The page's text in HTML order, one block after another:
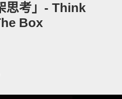
思考」- Think
Box